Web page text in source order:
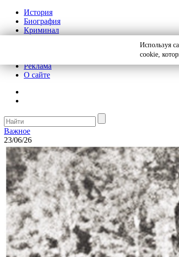
История
Биография
Криминал
Реклама
О сайте
Важное
23/06/26
Используя
cookie,